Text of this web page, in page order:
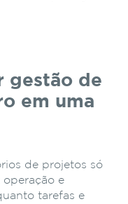
gestão de
em uma
de projetos só
e
tarefas e